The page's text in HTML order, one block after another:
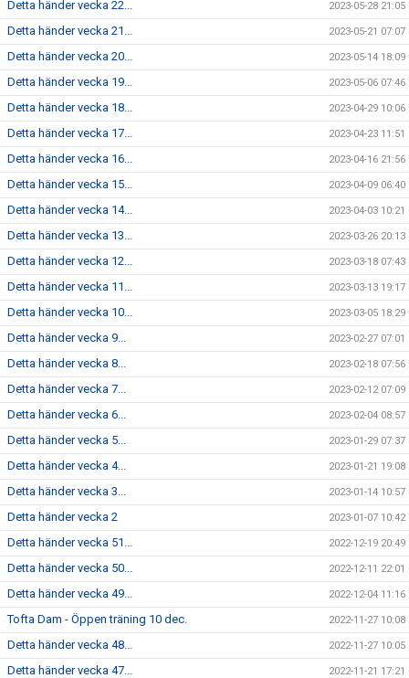
Detta händer vecka 22... 2023-05-28 21:05
Detta händer vecka 21... 2023-05-21 07:07
Detta händer vecka 20... 2023-05-14 18:09
Detta händer vecka 19... 2023-05-06 07:46
Detta händer vecka 18... 2023-04-29 10:06
Detta händer vecka 17... 2023-04-23 11:51
Detta händer vecka 16... 2023-04-16 21:56
Detta händer vecka 15... 2023-04-09 06:40
Detta händer vecka 14... 2023-04-03 10:21
Detta händer vecka 13... 2023-03-26 20:13
Detta händer vecka 12... 2023-03-18 07:43
Detta händer vecka 11... 2023-03-13 19:17
Detta händer vecka 10... 2023-03-05 18:29
Detta händer vecka 9... 2023-02-27 07:01
Detta händer vecka 8... 2023-02-18 07:56
Detta händer vecka 7... 2023-02-12 07:09
Detta händer vecka 6... 2023-02-04 08:57
Detta händer vecka 5... 2023-01-29 07:37
Detta händer vecka 4... 2023-01-21 19:08
Detta händer vecka 3... 2023-01-14 10:57
Detta händer vecka 2 2023-01-07 10:42
Detta händer vecka 51... 2022-12-19 20:49
Detta händer vecka 50... 2022-12-11 22:01
Detta händer vecka 49... 2022-12-04 11:16
Tofta Dam - Öppen träning 10 dec. 2022-11-27 10:08
Detta händer vecka 48... 2022-11-27 10:05
Detta händer vecka 47... 2022-11-21 17:21